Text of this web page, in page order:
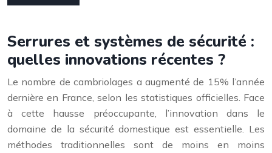
Serrures et systèmes de sécurité :
quelles innovations récentes ?
Le nombre de cambriolages a augmenté de 15% l’année
dernière en France, selon les statistiques officielles. Face
à cette hausse préoccupante, l’innovation dans le
domaine de la sécurité domestique est essentielle. Les
méthodes traditionnelles sont de moins en moins